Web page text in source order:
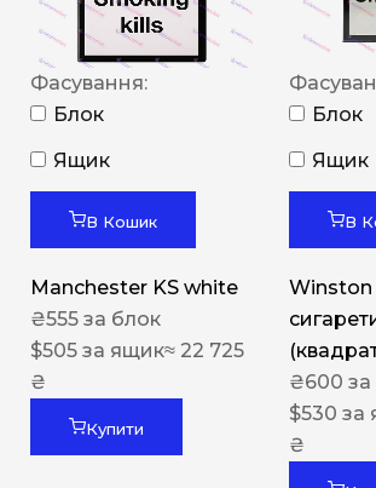
Фасування:
Блок
Ящик
В Кошик
Manchester KS white
₴555 за блок
$505 за ящик≈ 22 725
₴
Купити
Блок
Ящик
В
Winston
₴600 за
$530 за
₴